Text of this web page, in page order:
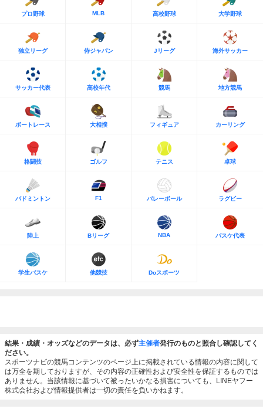
プロ野球 MLB 高校野球 大学野球
独立リーグ 侍ジャパン Jリーグ 海外サッカー
サッカー代表 高校年代 競馬 地方競馬
ボートレース 大相撲 フィギュア カーリング
格闘技 ゴルフ テニス 卓球
バドミントン F1 バレーボール ラグビー
陸上 Bリーグ NBA バスケ代表
学生バスケ 他競技 Doスポーツ
結果・成績・オッズなどのデータは、必ず主催者発行のものと照合し確認してく
ださい。
スポーツナビの競馬コンテンツのページ上に掲載されている情報の内容に関して
は万全を期しておりますが、その内容の正確性および安全性を保証するものでは
ありません。当該情報に基づいて被ったいかなる損害についても、LINEヤフー
株式会社および情報提供者は一切の責任を負いかねます。